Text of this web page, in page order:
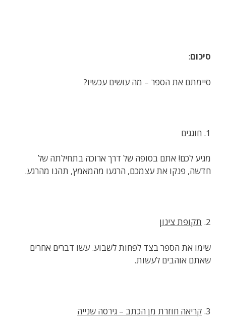
סיכום:
סיימתם את הספר – מה עושים עכשיו?
1. חוגגים
מגיע לכם! אתם בסופה של דרך ארוכה בתחילתה של
חדשה, פנקו את עצמכם, הרגעו מהמאמץ, תהנו מהרגע.
2. תקופת צינון
שימו את הספר בצד לפחות לשבוע. עשו דברים אחרים
שאתם אוהבים לעשות.
3. קריאה חוזרת מן הכתב – גירסה שנייה